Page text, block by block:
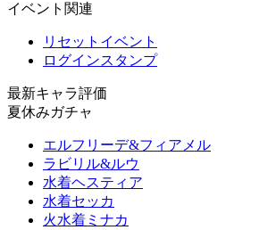
イベント関連
リセットイベント
ログインスタンプ
最新キャラ評価
夏休みガチャ
エルフリーデ&フィアメル
ラビリル&ルウ
水着ヘスティア
水着セッカ
火水着ミナカ